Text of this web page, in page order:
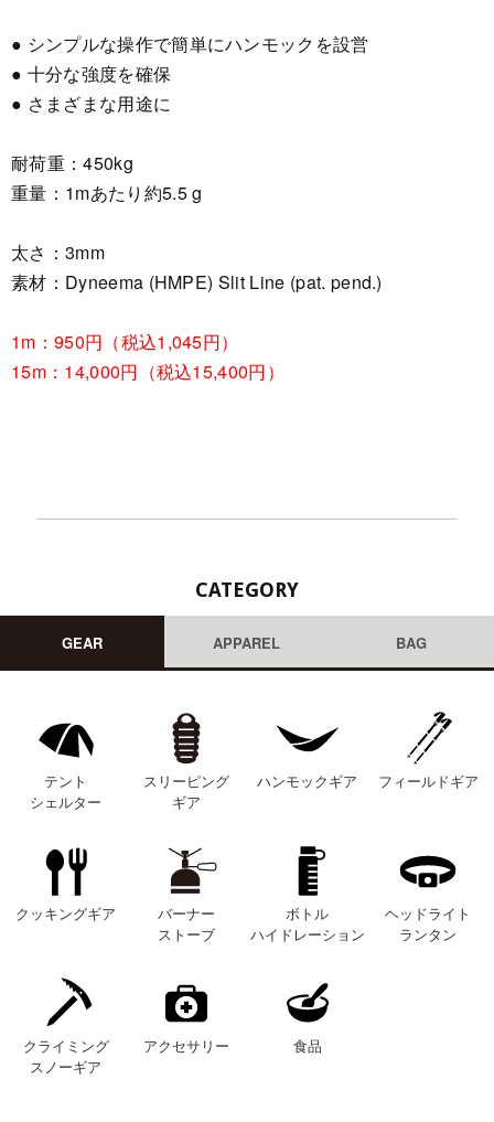
● シンプルな操作で簡単にハンモックを設営
● 十分な強度を確保
● さまざまな用途に
耐荷重：450kg
重量：1mあたり約5.5 g
太さ：3mm
素材：Dyneema (HMPE) Slit Line (pat. pend.)
1m：950円（税込1,045円）
15m：14,000円（税込15,400円）
CATEGORY
GEAR APPAREL BAG
テント
シェルター
スリーピング
ギア
ハンモックギア フィールドギア
クッキングギア
バーナー
ストーブ
ボトル
ハイドレーション
ヘッドライト
ランタン
クライミング
スノーギア
アクセサリー 食品